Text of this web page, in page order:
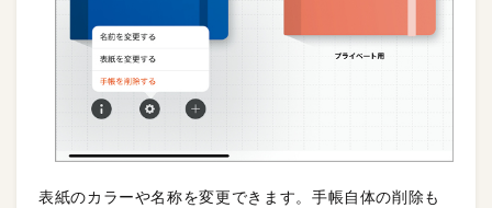
表紙のカラーや名称を変更できます。手帳自体の削除も